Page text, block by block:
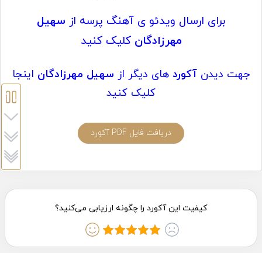
برای ارسال ویدئو ی آهنگ پرسه از سهیل
مهرزادگان کلیک کنید
جهت دیدن آکورد های دیگر از سهیل مهرزادگان اینجا
کلیک کنید
دریافت فایل PDF آکورد